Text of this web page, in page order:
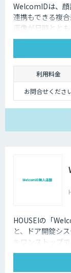
WelcomIDは、顔
連携もできる複
画像が日時とと
ます。
利用料金
お問合せくださ
HOUSEIの「
と、ドア開錠シ
をワンストップ
軟に対応いたし